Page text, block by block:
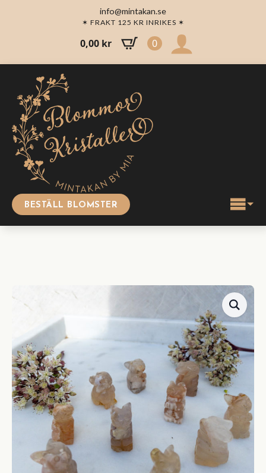
info@mintakan.se
✶ FRAKT 125 KR INRIKES ✶
0,00 kr 0
BESTÄLL BLOMSTER